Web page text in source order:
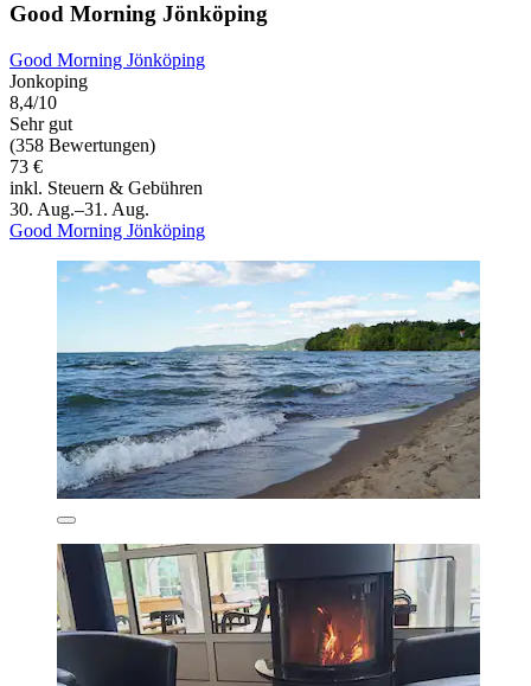
Good Morning Jönköping
Good Morning Jönköping
Jonkoping
8,4/10
Sehr gut
(358 Bewertungen)
73 €
inkl. Steuern & Gebühren
30. Aug.–31. Aug.
Good Morning Jönköping